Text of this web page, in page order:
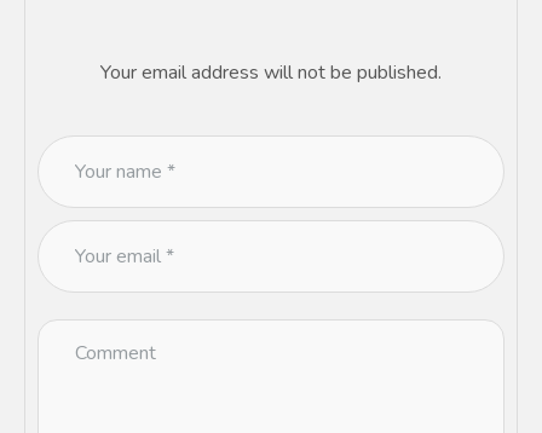
Your email address will not be published.